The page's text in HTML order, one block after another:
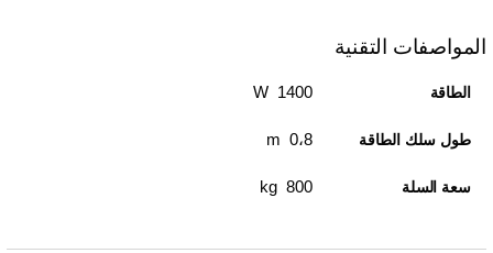
المواصفات التقنية
الطاقة 1400 W
طول سلك الطاقة 0،8 m
سعة السلة 800 kg